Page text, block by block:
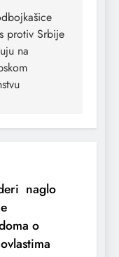
protiv Srbije
na
naglo
o